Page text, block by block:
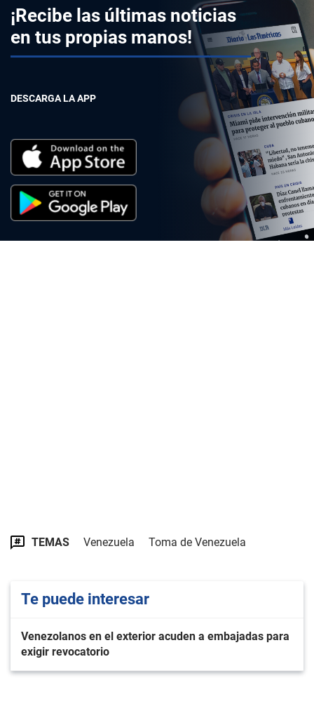
¡Recibe las últimas noticias
en tus propias manos!
DESCARGA LA APP
TEMAS Venezuela Toma de Venezuela
Te puede interesar
Venezolanos en el exterior acuden a embajadas para
exigir revocatorio